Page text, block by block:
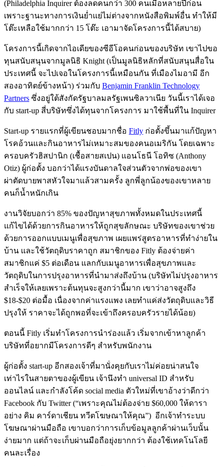
(Philadelphia Inquirer ต้องลดคนกว่า 300 คนเมื่อหลายปีก่อน
เพราะฐานะทางการเงินย่ำแย่ไม่ต่างจากหนังสือพิมพ์อื่น ทำให้มี
โต๊ะเหลือใช้มากกว่า 15 โต๊ะ เอามาจัดโครงการนี้ได้สบาย)
โครงการนี้เกิดจากไอเดียของซีอีโอคนก่อนของบริษัท เขาไปขอ
ทุนสนับสนุนจากมูลนิธิ Knight (เป็นมูลนิธิหลักที่สนับสนุนสื่อใน
ประเทศนี้ จะไปเจอในโครงการนี้เหมือนกัน ที่เมืองไมอามี อีก
สองอาทิตย์ข้างหน้า) ร่วมกับ Benjamin Franklin Technology
Partners ซึ่งอยู่ใต้สังกัดรัฐบาลมลรัฐเพนซิลวาเนีย วันนี้เราได้เจอ
กับ start-up สี่บริษัทซึ่งได้ทุนจากโครงการ มาใช้พื้นที่ใน Inquirer
Start-up รายแรกที่ผู้เขียนชอบมากชื่อ Fitly ก่อตั้งขึ้นมาแก้ปัญหา
โรคอ้วนและกินอาหารไม่เหมาะสมของคนอเมริกัน โดยเฉพาะ
ครอบครัวฮิสปานิก (เชื้อสายสเปน) แอนโธนี โอทิซ (Anthony
Otiz) ผู้ก่อตั้ง บอกว่าได้แรงบันดาลใจส่วนตัวจากพ่อของเขา
ผ่าตัดบายพาสหัวใจมาแล้วสามครั้ง ลูกพี่ลูกน้องของเขาหลาย
คนก็น้ำหนักเกิน
งานวิจัยบอกว่า 85% ของปัญหาสุขภาพทั้งหมดในประเทศนี้
แก้ไขได้ด้วยการกินอาหารให้ถูกสุขลักษณะ บริษัทของเขาช่วย
ด้วยการออกแบบเมนูเพื่อสุขภาพ เผยแพร่สูตรอาหารที่ทำง่ายใน
บ้าน และใช้วัตถุดิบราคาถูก สมาชิกของ Fitly ต้องจ่ายค่า
สมาชิกแค่ $5 ต่อเดือน แลกกับเมนูอาหารเพื่อสุขภาพและ
วัตถุดิบในการปรุงอาหารที่นำมาส่งถึงบ้าน (บริษัทไม่ปรุงอาหาร
สำเร็จให้เลยเพราะต้นทุนจะสูงกว่านี้มาก เขาว่าอาจสูงถึง
$18-$20 ต่อมื้อ เนื่องจากค่าแรงแพง เลยทำแค่ส่งวัตถุดิบและวิธี
ปรุงให้ ราคาจะได้ถูกพอที่จะเข้าถึงครอบครัวรายได้น้อย)
ตอนนี้ Fitly เริ่มทำโครงการนำร่องแล้ว เริ่มจากเข้าหาลูกค้า
บริษัทที่อยากมีโครงการดีๆ สำหรับพนักงาน
ผู้ก่อตั้ง start-up อีกสองเจ้าที่มานั่งคุยกับเราไม่ค่อยน่าสนใจ
เท่าไรในสายตาของผู้เขียน เจ้านึงทำ universal ID สำหรับ
ออนไลน์ และกำลังโค้ด social media ตัวใหม่ที่เขาอ้างว่าดีกว่า
Facebook กับ Twitter (“เพราะคุณไม่ต้องจ่าย $60,000 ให้ดารา
อย่าง คิม คาร์ดาเชียน ทวีตโฆษณาให้คุณ”) อีกเจ้าทำระบบ
โฆษณาผ่านมือถือ เขาบอกว่าการเก็บข้อมูลลูกค้าผ่านเว็บนั้น
ง่ายมาก แต่ถ้าจะเก็บผ่านมือถือยุ่งยากกว่า ต้องใช้เทคโนโลยี
คนละเรื่อง